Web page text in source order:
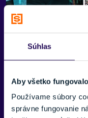
Súhlas
Aby všetko
Používame súbory
správne fungovanie
Bežecký
Twin Skin